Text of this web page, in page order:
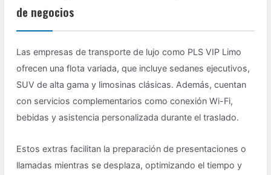
de negocios
Las empresas de transporte de lujo como PLS VIP Limo
ofrecen una flota variada, que incluye sedanes ejecutivos,
SUV de alta gama y limosinas clásicas. Además, cuentan
con servicios complementarios como conexión Wi-Fi,
bebidas y asistencia personalizada durante el traslado.
Estos extras facilitan la preparación de presentaciones o
llamadas mientras se desplaza, optimizando el tiempo y